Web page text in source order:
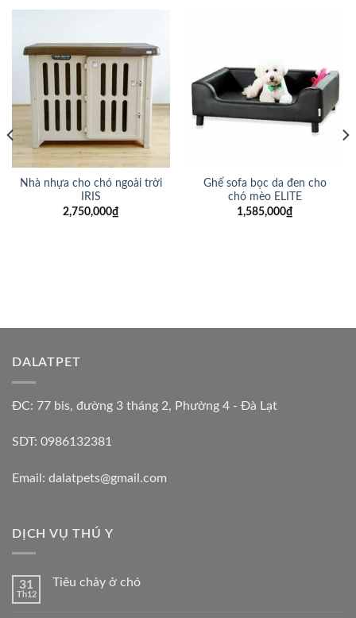
Nhà nhựa cho chó ngoài trời
IRIS
2,750,000₫
Ghế sofa bọc da đen cho
chó mèo ELITE
1,585,000₫
DALATPET
ĐC: 77 bis, đường 3 tháng 2, Phường 4 - Đà Lạt
SDT: 0986132381
Email: dalatpets@gmail.com
DỊCH VỤ THÚ Y
31
Th12
Tiêu chảy ở chó